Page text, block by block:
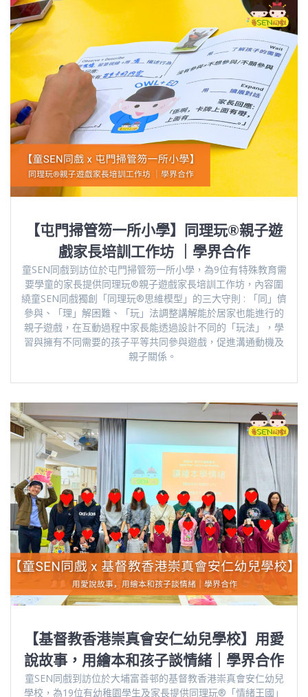
【屯門掃管笏一所小學】同理玩®️親子遊
戲家長培訓工作坊 ｜學界合作
童SEN同戲到訪位於屯門掃管笏一所小學，為9位有特殊教育需
要學童的家長提供同理玩®️親子遊戲家長培訓工作坊，內容圍
繞童SEN同戲獨創「同理玩®️思維模型」的三大守則 : 「同」儕
參與、「理」解困難、「玩」法調整講解能於居家也能進行的
親子遊戲，在互動過程中家長能透過設計不同的「玩法」，學
習與擁有不同需要的孩子平等共同參與遊戲，促進溝通動機及
親子關係。
【基督教香港崇真會安仁幼兒學校】用愛
說故事，用繪本和孩子談情緒｜學界合作
童SEN同戲到訪位於大埔富善邨的基督教香港崇真會安仁幼兒
學校，為19位有幼稚園學生及家長提供同理玩®️「情緒王國」